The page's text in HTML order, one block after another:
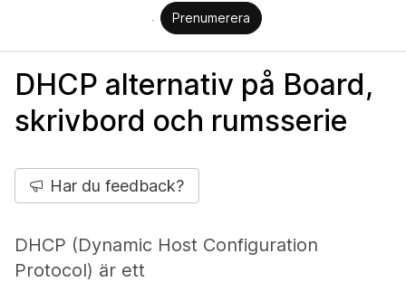
Prenumerera
DHCP alternativ på Board,
skrivbord och rumsserie
Har du feedback?
DHCP (Dynamic Host Configuration
Protocol) är ett